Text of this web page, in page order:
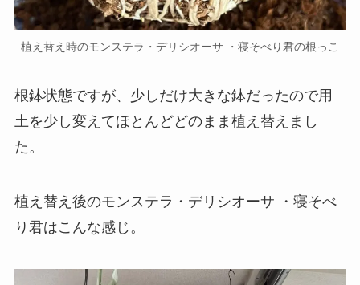
植え替え時のモンステラ・デリシオーサ ・寝そべり君の根っこ
根鉢状態ですが、少しだけ大きな鉢だったので用
土を少し変えてほとんどどのまま植え替えまし
た。
植え替え後のモンステラ・デリシオーサ ・寝そべ
り君はこんな感じ。